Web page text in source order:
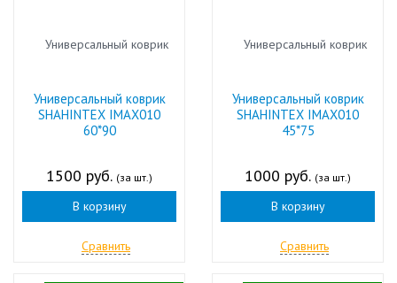
Универсальный коврик
SHAHINTEX IMAX010
60*90
1500 руб. (за шт.)
В корзину
Сравнить
Универсальный коврик
SHAHINTEX IMAX010
45*75
1000 руб. (за шт.)
В корзину
Сравнить